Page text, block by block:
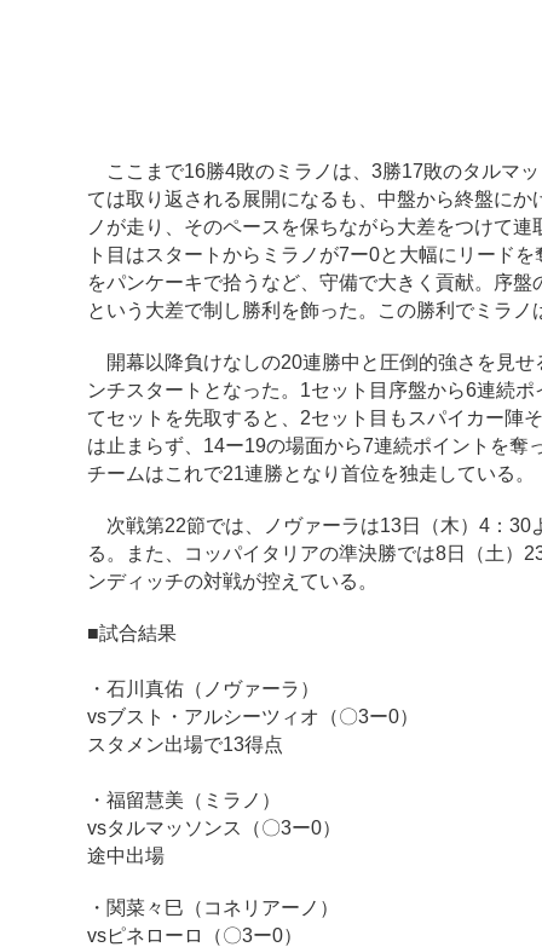
ここまで16勝4敗のミラノは、3勝17敗のタルマ
ては取り返される展開になるも、中盤から終盤に
ノが走り、そのペースを保ちながら大差をつけて
ト目はスタートからミラノが7ー0と大幅にリード
をパンケーキで拾うなど、守備で大きく貢献。序
という大差で制し勝利を飾った。この勝利でミラノ
開幕以降負けなしの20連勝中と圧倒的強さを見
ンチスタートとなった。1セット目序盤から6連続
てセットを先取すると、2セット目もスパイカー陣
は止まらず、14ー19の場面から7連続ポイントを
チームはこれで21連勝となり首位を独走している。
次戦第22節では、ノヴァーラは13日（木）4：30
る。また、コッパイタリアの準決勝では8日（土）
ンディッチの対戦が控えている。
■試合結果
・石川真佑（ノヴァーラ）
vsブスト・アルシーツィオ（〇3ー0）
スタメン出場で13得点
・福留慧美（ミラノ）
vsタルマッソンス（〇3ー0）
途中出場
・関菜々巳（コネリアーノ）
vsピネローロ（〇3ー0）